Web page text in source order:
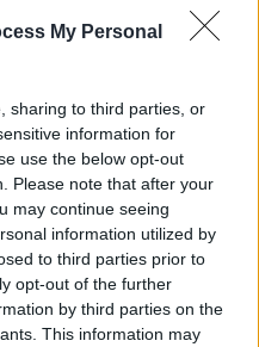
My Personal
sharing to third parties, or
information for
use the below opt-out
Please note that after your
may continue seeing
information utilized by
to third parties prior to
opt-out of the further
by third parties on the
This information may